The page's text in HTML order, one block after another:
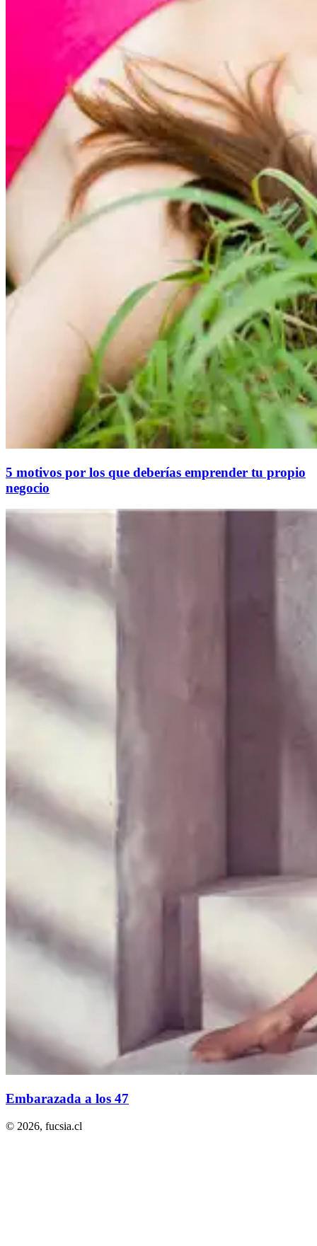
5 motivos por los que deberías emprender tu propio
negocio
Embarazada a los 47
© 2026, fucsia.cl